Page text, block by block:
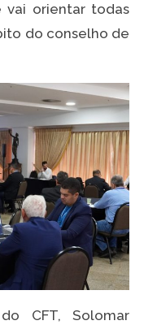
orientar todas
do conselho de
CFT, Solomar